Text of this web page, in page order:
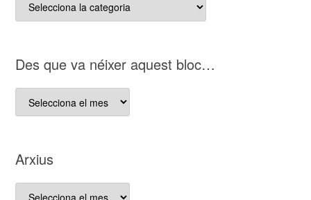
del
D es que va néixer aquest bloc…
D es
que
aquest
bloc…
Arxius
Arxius